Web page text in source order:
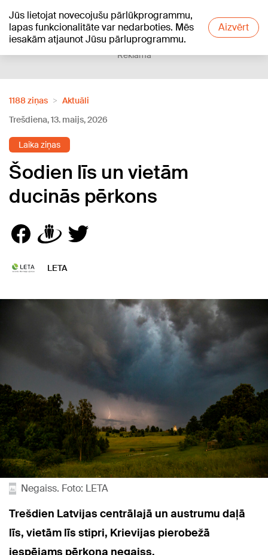
Jūs lietojat novecojušu pārlūkprogrammu,
lapas funkcionalitāte var nedarboties. Mēs
iesakām atjaunot Jūsu pārluprogrammu.
Aizvērt
+13°C
Reklāma
1188 ziņas
Aktuāli
Trešdiena, 13. maijs, 2026
Laika ziņas
Šodien līs un vietām
ducinās pērkons
LETA
Negaiss. Foto: LETA
Trešdien Latvijas centrālajā un austrumu daļā
līs, vietām līs stipri, Krievijas pierobežā
iespējams pērkona negaiss.